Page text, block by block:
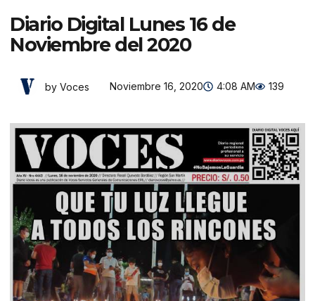
Diario Digital Lunes 16 de
Noviembre del 2020
by Voces Noviembre 16, 2020 4:08 AM 139